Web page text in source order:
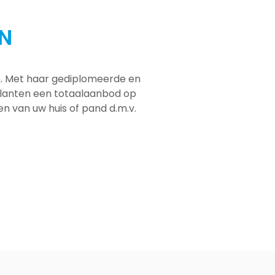
Met haar gediplomeerde en
een totaalaanbod op
van uw huis of pand d.m.v.